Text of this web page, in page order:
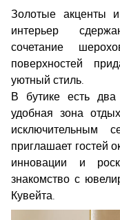
Золотые акценты
интерьер
сочетание
поверхностей
уютный стиль.
В бутике есть два
удобная зона
исключительным
приглашает гостей
инновации и
знакомство с
Кувейта.